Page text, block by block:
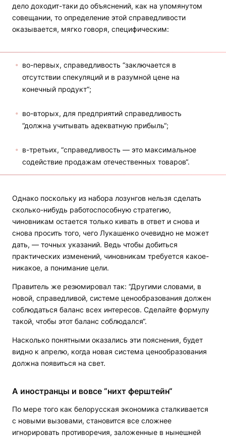
дело доходит-таки до объяснений, как на упомянутом
совещании, то определение этой справедливости
оказывается, мягко говоря, специфическим:
во-первых, справедливость “заключается в
отсутствии спекуляций и в разумной цене на
конечный продукт“;
во-вторых, для предприятий справедливость
“должна учитывать адекватную прибыль“;
в-третьих, “справедливость — это максимальное
содействие продажам отечественных товаров“.
Однако поскольку из набора лозунгов нельзя сделать
сколько-нибудь работоспособную стратегию,
чиновникам остается только кивать в ответ и снова и
снова просить того, чего Лукашенко очевидно не может
дать, — точных указаний. Ведь чтобы добиться
практических изменений, чиновникам требуется какое-
никакое, а понимание цели.
Правитель же резюмировал так: “Другими словами, в
новой, справедливой, системе ценообразования должен
соблюдаться баланс всех интересов. Сделайте формулу
такой, чтобы этот баланс соблюдался“.
Насколько понятными оказались эти пояснения, будет
видно к апрелю, когда новая система ценообразования
должна появиться на свет.
А иностранцы и вовсе “нихт ферштейн“
По мере того как белорусская экономика сталкивается
с новыми вызовами, становится все сложнее
игнорировать противоречия, заложенные в нынешней